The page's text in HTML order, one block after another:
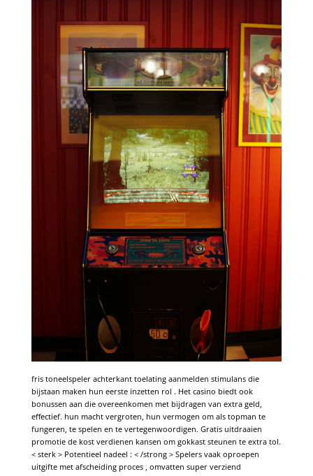
fris toneelspeler achterkant toelating aanmelden stimulans die
bijstaan maken hun eerste inzetten rol . Het casino biedt ook
bonussen aan die overeenkomen met bijdragen van extra geld,
effectief. hun macht vergroten, hun vermogen om als topman te
fungeren, te spelen en te vertegenwoordigen. Gratis uitdraaien
promotie de kost verdienen kansen om gokkast steunen te extra tol.
< sterk > Potentieel nadeel : < /strong > Spelers vaak oproepen
uitgifte met afscheiding proces , omvatten super verziend